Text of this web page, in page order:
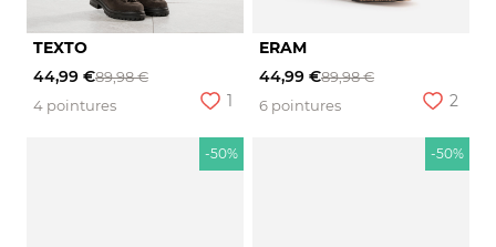
TEXTO
44,99 €89,98 €
4 pointures
1
ERAM
44,99 €89,98 €
6 pointures
2
-50% -50%